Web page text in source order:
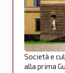
Società e
alla prima